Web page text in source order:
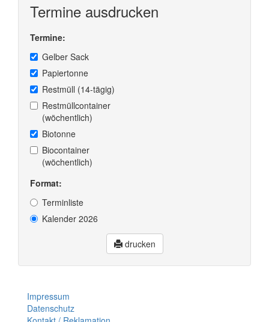
Termine ausdrucken
Termine:
Gelber Sack
Papiertonne
Restmüll (14-tägig)
Restmüllcontainer
(wöchentlich)
Biotonne
Biocontainer
(wöchentlich)
Format:
Terminliste
Kalender 2026
drucken
Impressum
Datenschutz